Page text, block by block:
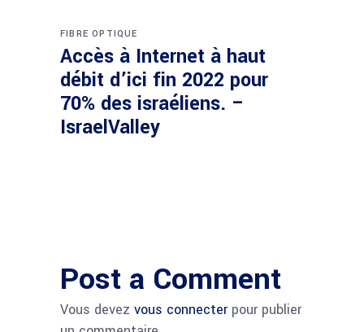
FIBRE OPTIQUE
Accès à Internet à haut
débit d’ici fin 2022 pour
70% des israéliens. –
IsraelValley
Post a Comment
Vous devez vous connecterpour publier